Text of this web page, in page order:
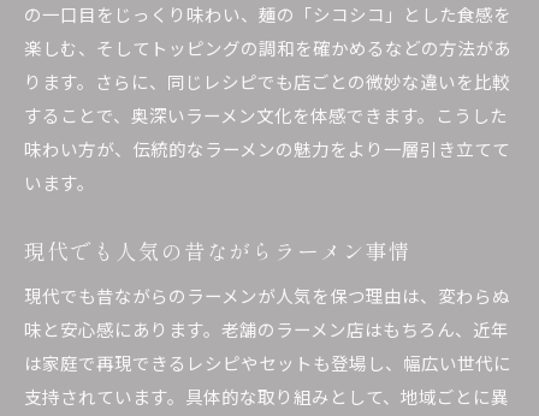
自宅で楽しむ昔ながらの中華そば作り体験
ラーメン初心者でも簡単にできる再現法
昔ながらのラーメン文化が続く理由に迫る
昔ながらのラーメンが今も愛される背景
ラーメン文化の変遷と昔ながらの影響力
未来に伝えるべき昔ながらのラーメンの魅力
の一口目をじっくり味わい、麺の「シコシコ」とした食感を
楽しむ、そしてトッピングの調和を確かめるなどの方法があ
ります。さらに、同じレシピでも店ごとの微妙な違いを比較
することで、奥深いラーメン文化を体感できます。こうした
味わい方が、伝統的なラーメンの魅力をより一層引き立てて
います。
現代でも人気の昔ながらラーメン事情
現代でも昔ながらのラーメンが人気を保つ理由は、変わらぬ
味と安心感にあります。老舗のラーメン店はもちろん、近年
は家庭で再現できるレシピやセットも登場し、幅広い世代に
支持されています。具体的な取り組みとして、地域ごとに異